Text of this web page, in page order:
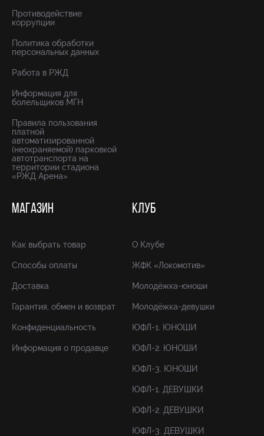
Противодействие
коррупции
Политика обработки
персональных данных
Работа в РЖД
Информация для
болельщиков МГН
Правила пользования
платной
автоматизированной
(неохраняемой) парковкой
автотранспорта на
территории стадиона
«РЖД Арена»
МАГАЗИН
Как выбрать товар
Способы оплаты
Доставка
Гарантия, обмен и возврат
Конфиденциальность
Информация о продавце
КЛУБ
О Клубе
ЖФК «Локомотив»
Молодёжка-юноши
Молодёжка-девушки
ЮФЛ-1. ЮНОШИ
ЮФЛ-2. ЮНОШИ
ЮФЛ-3. ЮНОШИ
ЮФЛ-1. ДЕВУШКИ
ЮФЛ-2. ДЕВУШКИ
ЮФЛ-3. ДЕВУШКИ